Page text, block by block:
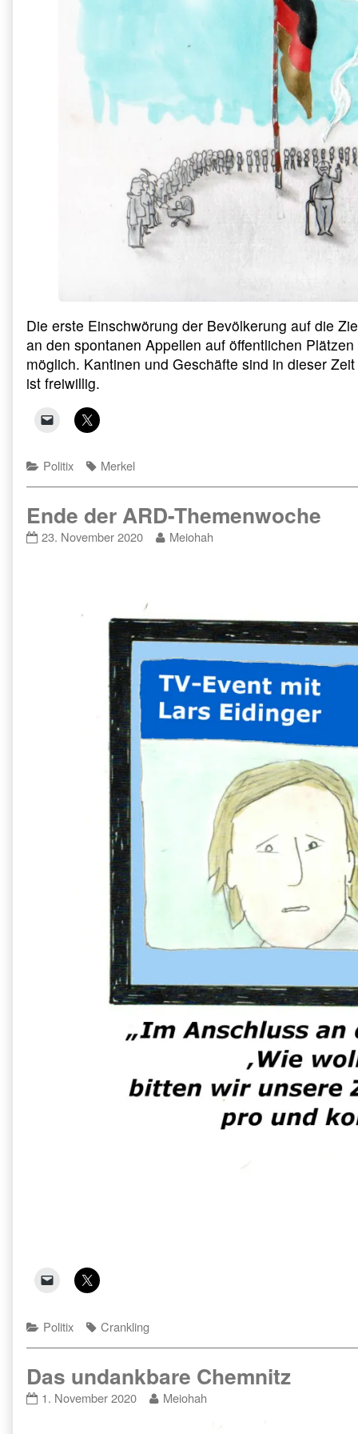
Die erste Einschwörung der Bevölkerung auf die
an den spontanen Appellen auf öffentlichen
möglich. Kantinen und Geschäfte sind in dieser
ist freiwillig.
Categories
Politix Tags
Merkel
Ende der ARD-Themenwoche
Ende
23. November 2020
Read
author
of
Ende
der
ARD-
Themenwoche,
Meiohah
Categories
Politix Tags
Crankling
Das undankbare Chemnitz
Das
1. November 2020
Read
Meiohah